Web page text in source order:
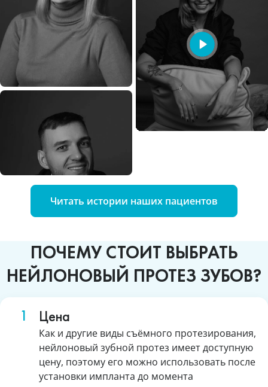
Читать истории наших пациентов
ПОЧЕМУ СТОИТ ВЫБРАТЬ
НЕЙЛОНОВЫЙ ПРОТЕЗ ЗУБОВ?
Цена
Как и другие виды съёмного протезирования,
нейлоновый зубной протез имеет доступную
цену, поэтому его можно использовать после
установки импланта до момента